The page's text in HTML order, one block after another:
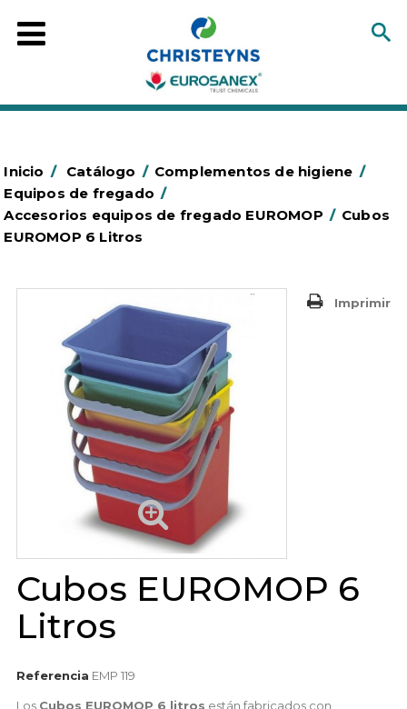
Inicio / Catálogo / Complementos de higiene /
Equipos de fregado /
Accesorios equipos de fregado EUROMOP / Cubos
EUROMOP 6 Litros
Imprimir
Cubos EUROMOP 6
Litros
Referencia EMP 119
Los Cubos EUROMOP 6 litros están fabricados con